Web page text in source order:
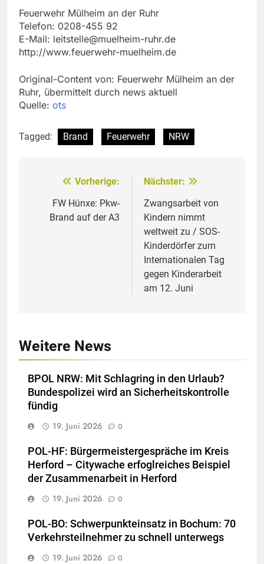
Feuerwehr Mülheim an der Ruhr
Telefon: 0208-455 92
E-Mail: leitstelle@muelheim-ruhr.de
http://www.feuerwehr-muelheim.de
Original-Content von: Feuerwehr Mülheim an der
Ruhr, übermittelt durch news aktuell
Quelle: ots
Tagged: Brand Feuerwehr NRW
Beitragsnavigation
Vorherige:
FW Hünxe: Pkw-
Brand auf der A3
Nächster:
Zwangsarbeit von
Kindern nimmt
weltweit zu / SOS-
Kinderdörfer zum
Internationalen Tag
gegen Kinderarbeit
am 12. Juni
Weitere News
BPOL NRW: Mit Schlagring in den Urlaub?
Bundespolizei wird an Sicherheitskontrolle
fündig
19. Juni 2026
0
POL-HF: Bürgermeistergespräche im Kreis
Herford – Citywache erfoglreiches Beispiel
der Zusammenarbeit in Herford
19. Juni 2026
0
POL-BO: Schwerpunkteinsatz in Bochum: 70
Verkehrsteilnehmer zu schnell unterwegs
19. Juni 2026
0